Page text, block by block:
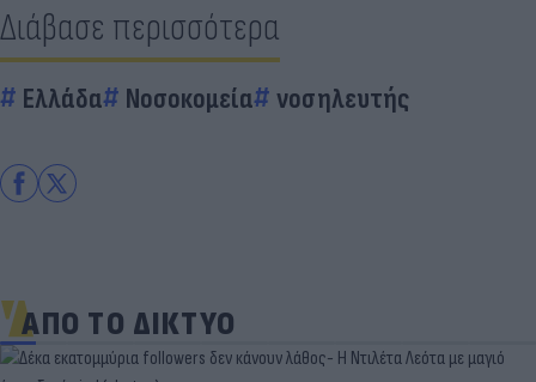
Διάβασε περισσότερα
Ελλάδα Νοσοκομεία νοσηλευτής
ΑΠΟ ΤΟ ΔΙΚΤΥΟ